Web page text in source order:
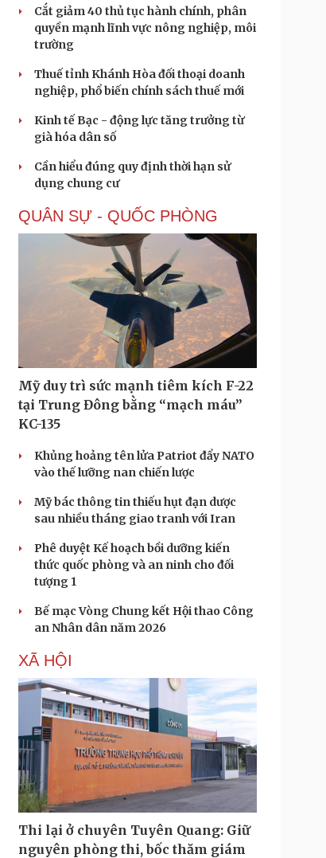
Cắt giảm 40 thủ tục hành chính, phân
quyền mạnh lĩnh vực nông nghiệp, môi
trường
Thuế tỉnh Khánh Hòa đối thoại doanh
nghiệp, phổ biến chính sách thuế mới
Kinh tế Bạc - động lực tăng trưởng từ
già hóa dân số
Cần hiểu đúng quy định thời hạn sử
dụng chung cư
QUÂN SỰ - QUỐC PHÒNG
Mỹ duy trì sức mạnh tiêm kích F-22
tại Trung Đông bằng “mạch máu”
KC-135
Khủng hoảng tên lửa Patriot đẩy NATO
vào thế lưỡng nan chiến lược
Mỹ bác thông tin thiếu hụt đạn dược
sau nhiều tháng giao tranh với Iran
Phê duyệt Kế hoạch bồi dưỡng kiến
thức quốc phòng và an ninh cho đối
tượng 1
Bế mạc Vòng Chung kết Hội thao Công
an Nhân dân năm 2026
XÃ HỘI
Thi lại ở chuyên Tuyên Quang: Giữ
nguyên phòng thi, bốc thăm giám